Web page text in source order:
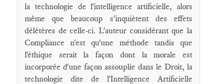
la technologie de l'intelligence artificielle, alors
même que beaucoup s'inquiètent des effets
délétères de celle-ci. L'auteur considérant que la
Compliance n'est qu'une méthode tandis que
l'éthique serait la façon dont la morale est
incorporée d'une façon assouplie dans le Droit, la
technologie dite de l'Intelligence Artificielle